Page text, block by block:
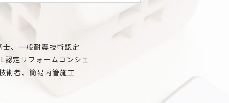
、一般耐震技術認定
認定リフォームコンシェ
術者、簡易内管施工